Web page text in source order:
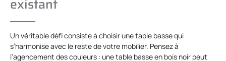
existant
Un véritable défi consiste à choisir une table basse qui
s’harmonise avec le reste de votre mobilier. Pensez à
l’agencement des couleurs : une table basse en bois noir peut